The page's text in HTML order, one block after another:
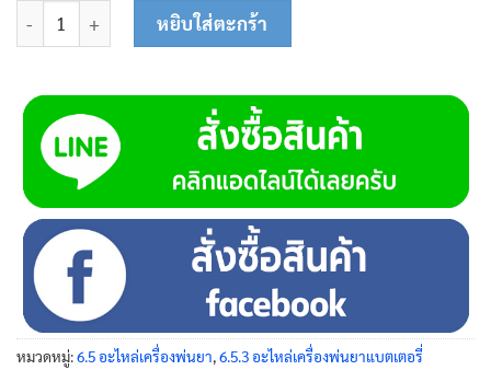
จำนวน ชุดสวิทช์เปิด-ปิด 23-0202 ชิ้น
หยิบใส่ตะกร้า
หมวดหมู่:6.5 อะไหล่เครื่องพ่นยา 6.5.3 อะไหล่เครื่องพ่นยาแบตเตอรี่